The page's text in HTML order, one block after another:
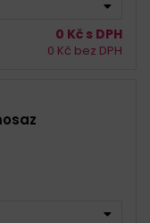
0 Kč s DPH
0 Kč bez DPH